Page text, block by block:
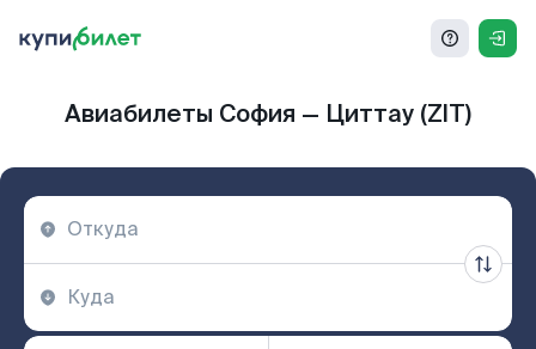
Авиабилеты София — Циттау (ZIT)